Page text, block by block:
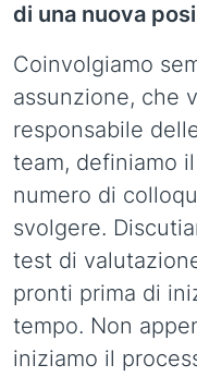
di una nuova
Coinvolgiamo
assunzione, che
responsabile
team, definiamo
numero di
svolgere.
test di
pronti prima di
tempo. Non
iniziamo il